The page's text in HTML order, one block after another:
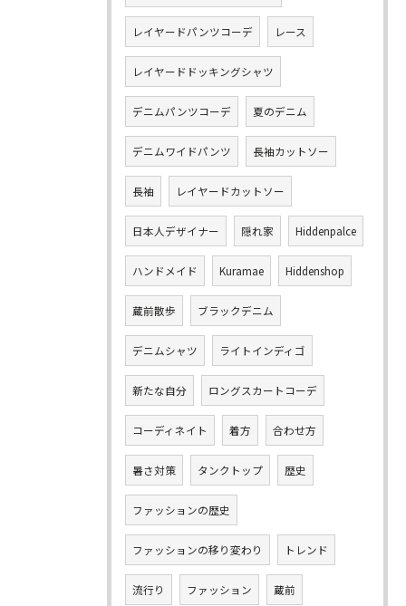
レイヤードパンツコーデ レース
レイヤードドッキングシャツ
デニムパンツコーデ 夏のデニム
デニムワイドパンツ 長袖カットソー
長袖 レイヤードカットソー
日本人デザイナー 隠れ家 Hiddenpalce
ハンドメイド Kuramae Hiddenshop
蔵前散歩 ブラックデニム
デニムシャツ ライトインディゴ
新たな自分 ロングスカートコーデ
コーディネイト 着方 合わせ方
暑さ対策 タンクトップ 歴史
ファッションの歴史
ファッションの移り変わり トレンド
流行り ファッション 蔵前